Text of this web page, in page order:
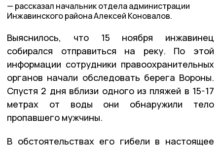
рассказал начальник отдела администрации
Инжавинского района Алексей Коновалов.
Выяснилось, что 15 ноября инжавинец
собирался отправиться на реку. По этой
информации сотрудники правоохранительных
органов начали обследовать берега Вороны.
Спустя 2 дня вблизи одного из пляжей в 15-17
метрах от воды они обнаружили тело
пропавшего мужчины.
В обстоятельствах его гибели в настоящее